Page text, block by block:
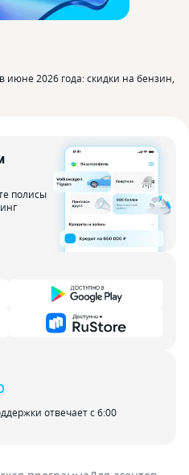
июне 2026 года: скидки на бензин,
полисы
отвечает с 6:00